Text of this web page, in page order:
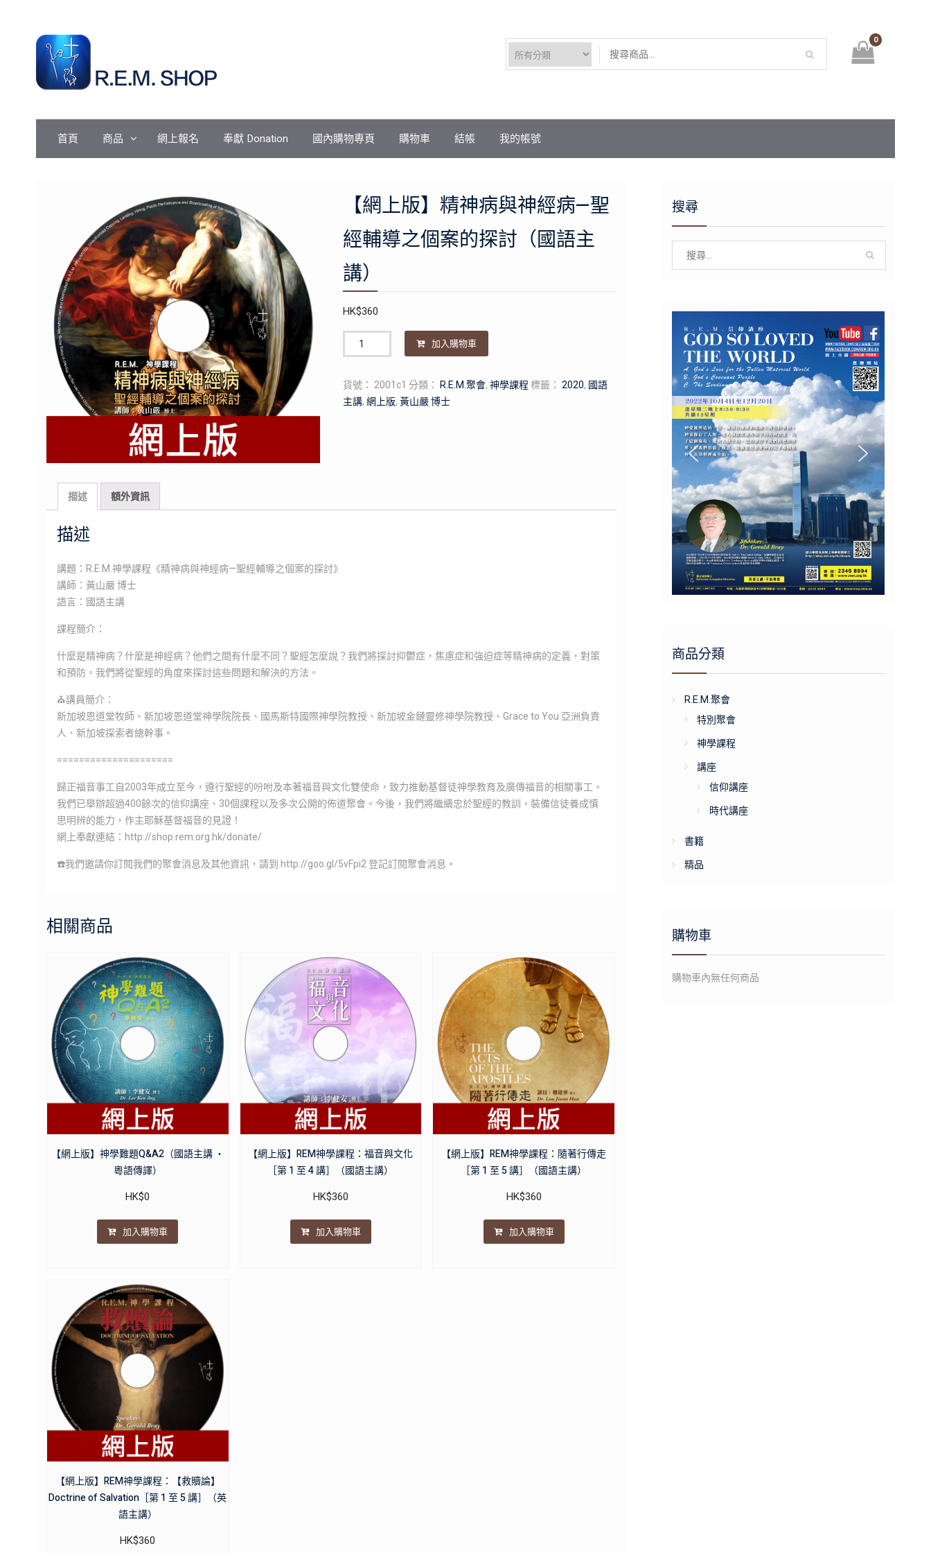
0
首頁 商品 網上報名 奉獻 Donation 國內購物專頁 購物車 結帳 我的帳號
【網上版】精神病與神經病—聖
經輔導之個案的探討（國語主
講）
HK$360
量
加入購物車
貨號： 2001c1 分類： R.E.M.聚會, 神學課程 標籤： 2020, 國語
主講, 網上版, 黃山嚴 博士
描述 額外資訊
描述
講題：R.E.M.神學課程《精神病與神經病—聖經輔導之個案的探討》
講師：黃山嚴 博士
語言：國語主講
課程簡介：
什麼是精神病？什麼是神經病？他們之間有什麼不同？聖經怎麼說？我們將探討抑鬱症，焦慮症和強迫症等精神病的定義，對策
和預防。我們將從聖經的角度來探討這些問題和解決的方法。
⛪️講員簡介：
新加坡恩道堂牧師、新加坡恩道堂神學院院長、國馬斯特國際神學院教授、新加坡金鏈靈修神學院教授、Grace to You 亞洲負責
人、新加坡探索者總幹事。
=====================
歸正福音事工自2003年成立至今，遵行聖經的吩咐及本著福音與文化雙使命，致力推動基督徒神學教育及廣傳福音的相關事工。
我們已舉辦超過400餘次的信仰講座、30個課程以及多次公開的佈道聚會。今後，我們將繼續忠於聖經的教訓，裝備信徒養成慎
思明辨的能力，作主耶穌基督福音的見證！
網上奉獻連結：http://shop.rem.org.hk/donate/
☎️我們邀請你訂閱我們的聚會消息及其他資訊，請到 http://goo.gl/5vFpi2 登記訂閱聚會消息。
相關商品
【網上版】神學難題Q&A2（國語主講 ・
粵語傳譯）
HK$0
加入購物車
【網上版】REM神學課程：福音與文化
［第 1 至 4 講］（國語主講）
HK$360
加入購物車
【網上版】REM神學課程：隨著行傳走
［第 1 至 5 講］（國語主講）
HK$360
加入購物車
【網上版】REM神學課程：【救贖論】
Doctrine of Salvation［第 1 至 5 講］（英
語主講）
HK$360
搜尋
Search
商品分類
R.E.M.聚會
特別聚會
神學課程
講座
信仰講座
時代講座
書籍
精品
購物車
購物車內無任何商品